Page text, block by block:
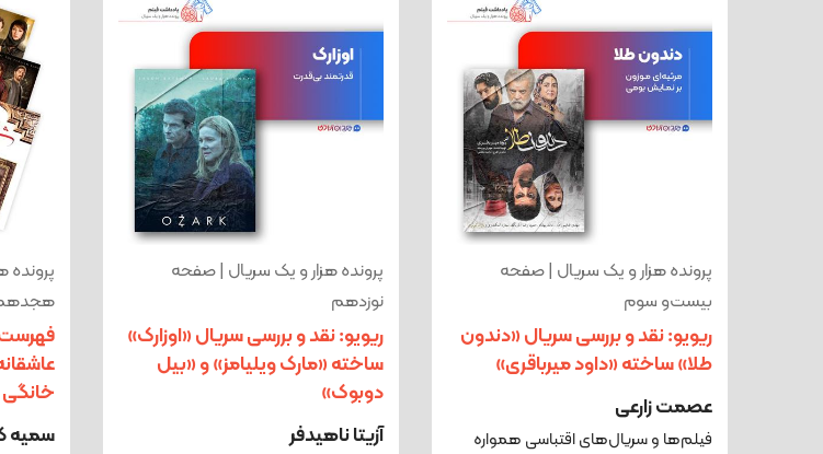
پرونده هزار و یک سریال | صفحه
بیست‌و سوم
ریویو: نقد و بررسی سریال «دندون
طلا» ساخته «داود میرباقری»
عصمت زارعی
فیلم‌ها و سریال‌‌های اقتباسی همواره
پرونده هزار و یک سریال | صفحه
نوزدهم
ریویو: نقد و بررسی سریال «اوزارک»
ساخته «مارک ویلیامز» و «بیل
دوبوک»
آزیتا ناهیدفر
خانگی
سمیه